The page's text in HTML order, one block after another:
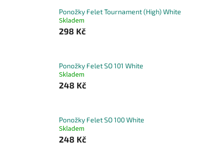
Ponožky Felet Tournament (High) White
Skladem
298 Kč
Ponožky Felet SO 101 White
Skladem
248 Kč
Ponožky Felet SO 100 White
Skladem
248 Kč